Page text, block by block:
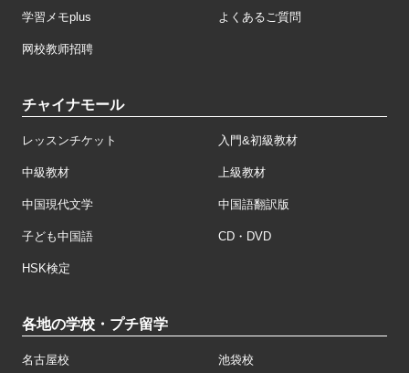
学習メモplus よくあるご質問
网校教师招聘
チャイナモール
レッスンチケット 入門&初級教材
中級教材 上級教材
中国現代文学 中国語翻訳版
子ども中国語 CD・DVD
HSK検定
各地の学校・プチ留学
名古屋校 池袋校